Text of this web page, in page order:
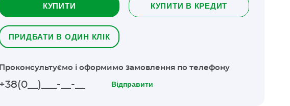
ПРИДБАТИ В ОДИН КЛІК
КУПИТИ КУПИТИ В КРЕДИТ
Проконсультуємо і оформимо замовлення по телефону
Відправити